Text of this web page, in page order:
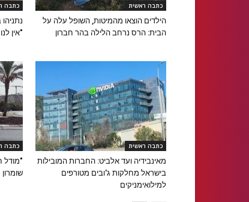
כתבה ראשית
הילדים הוצאו מהמיטות, השופל עלה על
הבית: הרס נרחב הלילה בהר חברון
כתבה
"אין
כתבה ראשית
מאינבידיה ועד אלביט: החברות המובילות
בישראל מחלקות ג'ובים מטורפים
למילואימניקים
כתבה
"מודל